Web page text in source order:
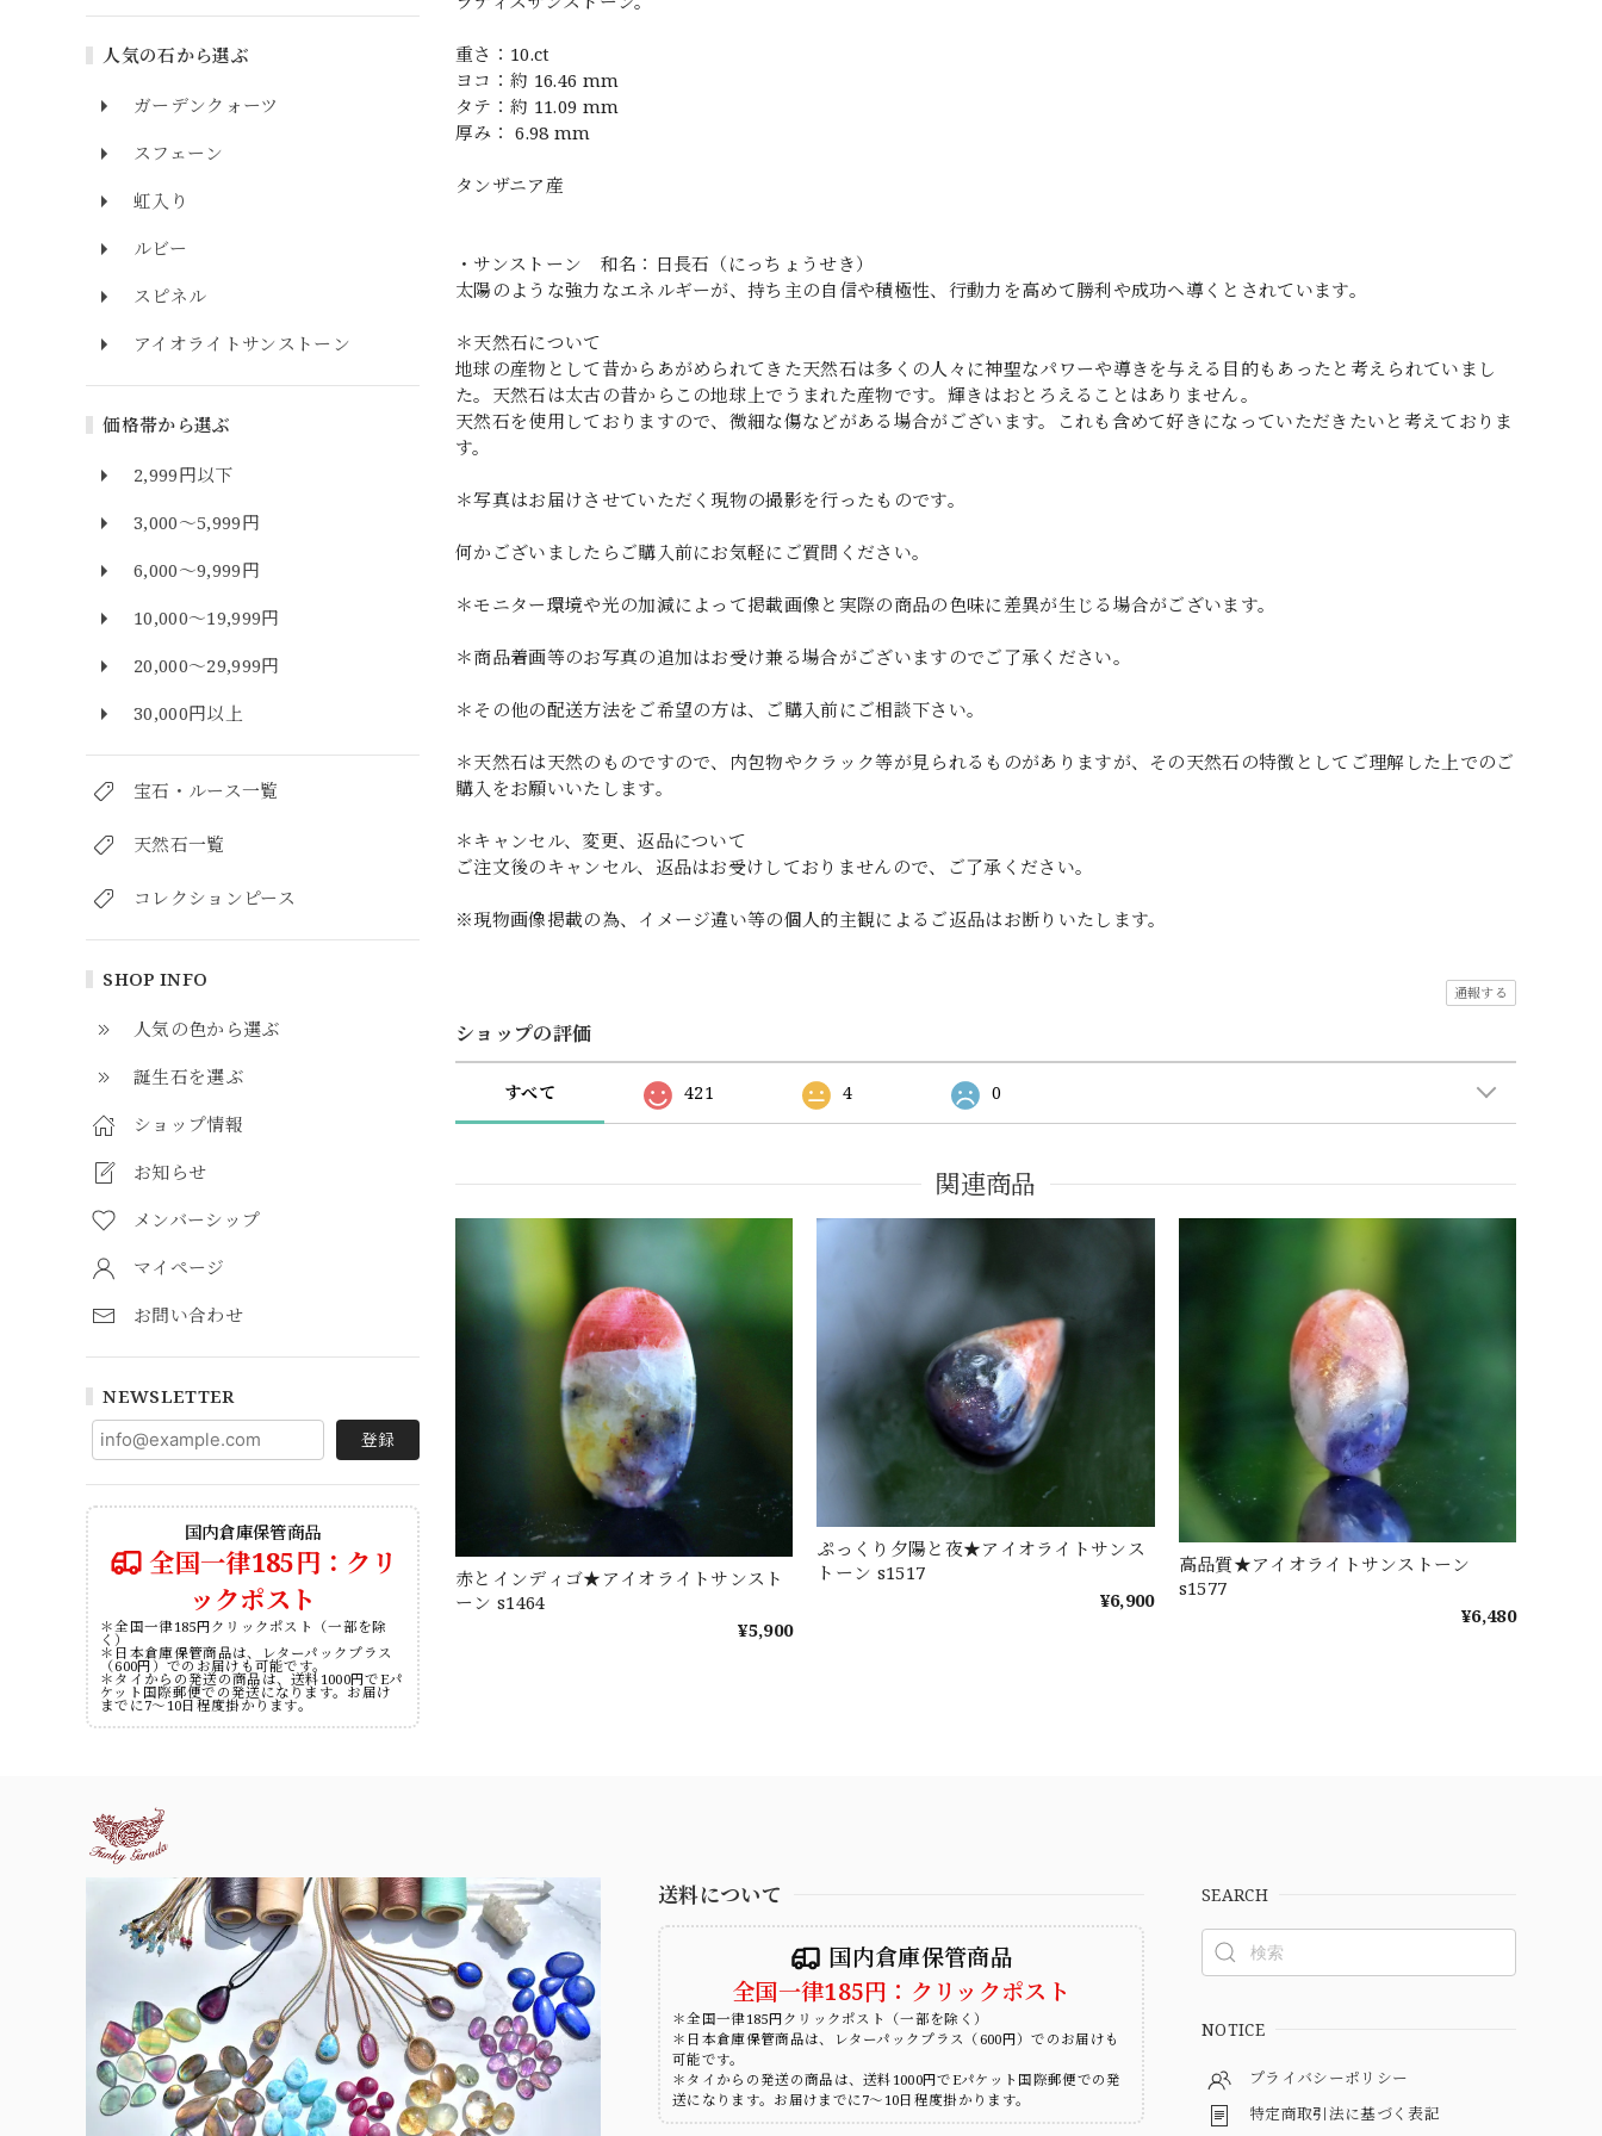
人気の石から選ぶ
ガーデンクォーツ
スフェーン
虹入り
ルビー
スピネル
アイオライトサンストーン
価格帯から選ぶ
2,999円以下
3,000～5,999円
6,000～9,999円
10,000～19,999円
20,000～29,999円
30,000円以上
宝石・ルース一覧
天然石一覧
コレクションピース
SHOP INFO
人気の色から選ぶ
誕生石を選ぶ
ショップ情報
お知らせ
メンバーシップ
マイページ
お問い合わせ
NEWSLETTER
登録
国内倉庫保管商品
全国一律185円：クリ
ックポスト
＊全国一律185円クリックポスト（一部を除
く）
＊日本倉庫保管商品は、レターパックプラス
（600円）でのお届けも可能です。
＊タイからの発送の商品は、送料1000円でEパ
ケット国際郵便での発送になります。お届け
までに7～10日程度掛かります。
重さ：10.ct
ヨコ：約 16.46 mm
タテ：約 11.09 mm
厚み： 6.98 mm
タンザニア産
・サンストーン 和名：日長石（にっちょうせき）
太陽のような強力なエネルギーが、持ち主の自信や積極性、行動力を高めて勝利や成功ヘ導くとされています。
＊天然石について
地球の産物として昔からあがめられてきた天然石は多くの人々に神聖なパワーや導きを与える目的もあったと考えられていまし
た。天然石は太古の昔からこの地球上でうまれた産物です。輝きはおとろえることはありません。
天然石を使用しておりますので、微細な傷などがある場合がございます。これも含めて好きになっていただきたいと考えておりま
す。
＊写真はお届けさせていただく現物の撮影を行ったものです。
何かございましたらご購入前にお気軽にご質問ください。
＊モニター環境や光の加減によって掲載画像と実際の商品の色味に差異が生じる場合がございます。
＊商品着画等のお写真の追加はお受け兼る場合がございますのでご了承ください。
＊その他の配送方法をご希望の方は、ご購入前にご相談下さい。
＊天然石は天然のものですので、内包物やクラック等が見られるものがありますが、その天然石の特徴としてご理解した上でのご
購入をお願いいたします。
＊キャンセル、変更、返品について
ご注文後のキャンセル、返品はお受けしておりませんので、ご了承ください。
※現物画像掲載の為、イメージ違い等の個人的主観によるご返品はお断りいたします。
通報する
ショップの評価
すべて 421 4 0
関連商品
赤とインディゴ★アイオライトサンスト
ーン s1464
¥5,900
ぷっくり夕陽と夜★アイオライトサンス
トーン s1517
¥6,900
高品質★アイオライトサンストーン
s1577
¥6,480
送料について
国内倉庫保管商品
全国一律185円：クリックポスト
＊全国一律185円クリックポスト（一部を除く）
＊日本倉庫保管商品は、レターパックプラス（600円）でのお届けも
可能です。
＊タイからの発送の商品は、送料1000円でEパケット国際郵便での発
送になります。お届けまでに7～10日程度掛かります。
SEARCH
NOTICE
プライバシーポリシー
特定商取引法に基づく表記